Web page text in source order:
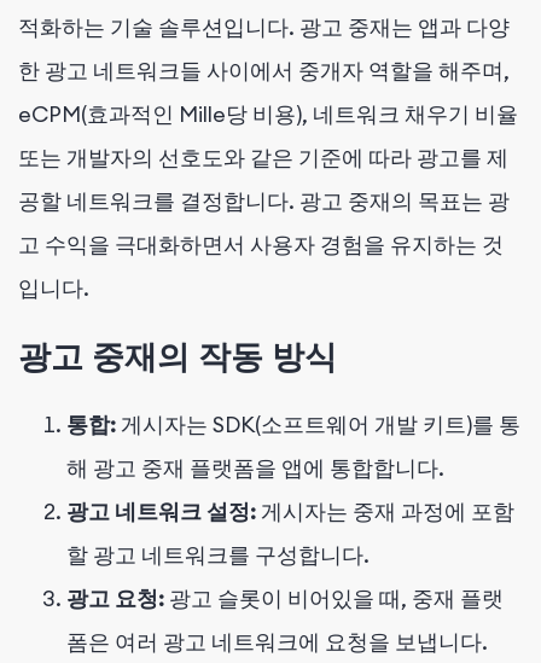
적화하는 기술 솔루션입니다. 광고 중재는 앱과 다양
한 광고 네트워크들 사이에서 중개자 역할을 해주며,
eCPM(효과적인 Mille당 비용), 네트워크 채우기 비율
또는 개발자의 선호도와 같은 기준에 따라 광고를 제
공할 네트워크를 결정합니다. 광고 중재의 목표는 광
고 수익을 극대화하면서 사용자 경험을 유지하는 것
입니다.
광고 중재의 작동 방식
통합: 게시자는 SDK(소프트웨어 개발 키트)를 통
해 광고 중재 플랫폼을 앱에 통합합니다.
광고 네트워크 설정: 게시자는 중재 과정에 포함
할 광고 네트워크를 구성합니다.
광고 요청: 광고 슬롯이 비어있을 때, 중재 플랫
폼은 여러 광고 네트워크에 요청을 보냅니다.